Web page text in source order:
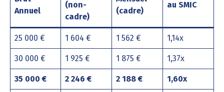
Annuel
(non-
cadre)
(cadre)
au SMIC
25 000 € 1 604 € 1 562 € 1,14x
30 000 € 1 925 € 1 875 € 1,37x
35 000 € 2 246 € 2 188 € 1,60x